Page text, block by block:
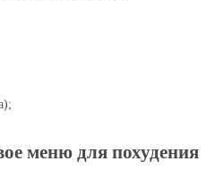
меню для похудения